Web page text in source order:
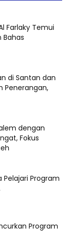
Farlaky Temui
Bahas
di Santan dan
Penerangan,
dengan
Fokus
Pelajari Program
Program